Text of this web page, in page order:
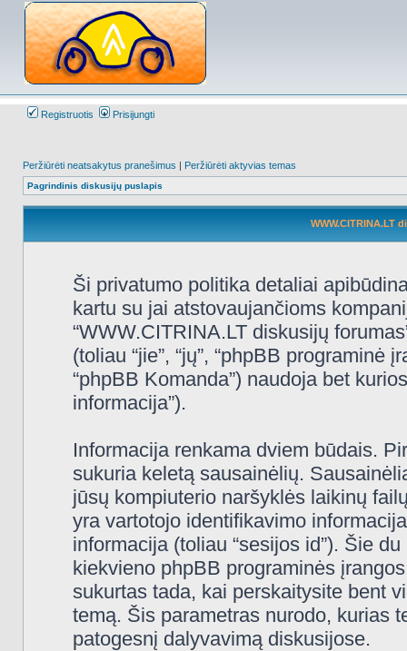
Registruotis Prisijungti
Peržiūrėti neatsakytus pranešimus | Peržiūrėti aktyvias temas
Pagrindinis diskusijų puslapis
WWW.CITRINA.LT
Ši privatumo politika detaliai
kartu su jai atstovaujančioms
“WWW.CITRINA.LT diskusijų
(toliau “jie”, “jų”, “phpBB programinė
“phpBB Komanda”) naudoja bet
informacija”).
Informacija renkama dviem būdais.
sukuria keletą sausainėlių.
jūsų kompiuterio naršyklės laikinų
yra vartotojo identifikavimo
informacija (toliau “sesijos id”). Šie
kiekvieno phpBB programinės
sukurtas tada, kai perskaitysite bent
temą. Šis parametras nurodo, kurias
patogesnį dalyvavimą diskusijose.